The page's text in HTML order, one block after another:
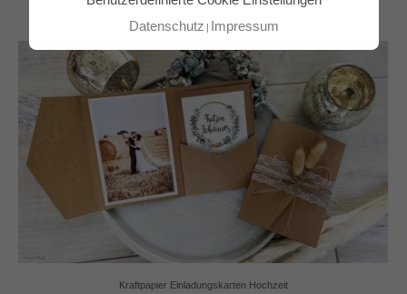
Datenschutz Impressum
Kraftpapier Einladungskarten Hochzeit